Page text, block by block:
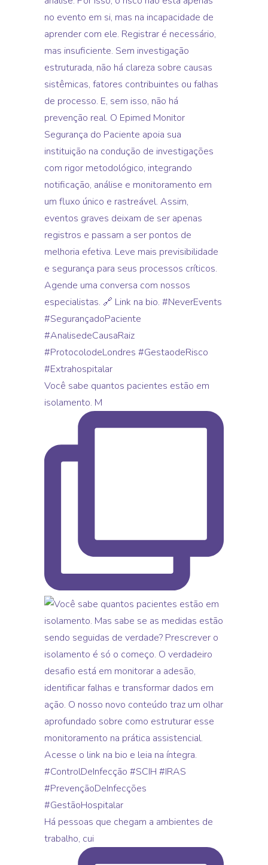
Você sabe quantos pacientes estão em
isolamento. M
Há pessoas que chegam a ambientes de
trabalho, cui